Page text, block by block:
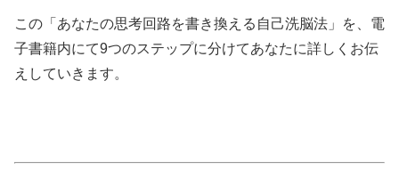
この「あなたの思考回路を書き換える自己洗脳法」を、電
子書籍内にて9つのステップに分けてあなたに詳しくお伝
えしていきます。